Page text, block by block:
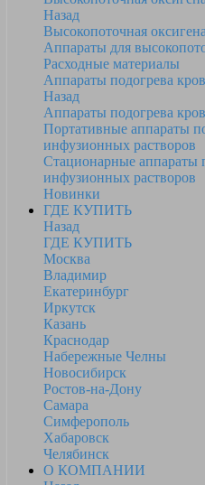
Назад
Высокопоточная
Аппараты для
Расходные материалы
Аппараты подогрева
Назад
Аппараты подогрева
Портативные аппараты
инфузионных растворов
Стационарные аппараты
инфузионных растворов
Новинки
ГДЕ КУПИТЬ
Назад
ГДЕ КУПИТЬ
Москва
Владимир
Екатеринбург
Иркутск
Казань
Краснодар
Набережные Челны
Новосибирск
Ростов-на-Дону
Самара
Симферополь
Хабаровск
Челябинск
О КОМПАНИИ